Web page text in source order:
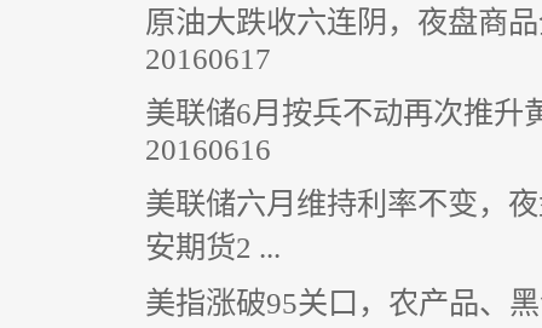
原油大跌收六连阴，夜盘商
20160617
美联储6月按兵不动再次推
20160616
美联储六月维持利率不变，
安期货2 ...
美指涨破95关口，农产品、